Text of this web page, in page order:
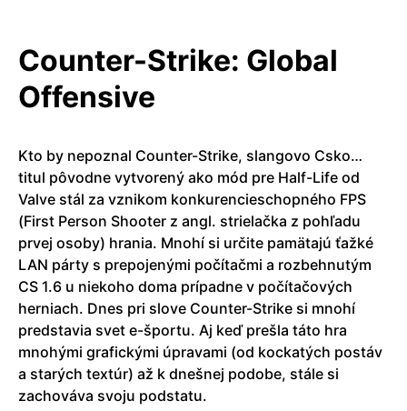
Counter-Strike: Global
Offensive
Kto by nepoznal Counter-Strike, slangovo Csko…
titul pôvodne vytvorený ako mód pre Half-Life od
Valve stál za vznikom konkurencieschopného FPS
(First Person Shooter z angl. strielačka z pohľadu
prvej osoby) hrania. Mnohí si určite pamätajú ťažké
LAN párty s prepojenými počítačmi a rozbehnutým
CS 1.6 u niekoho doma prípadne v počítačových
herniach. Dnes pri slove Counter-Strike si mnohí
predstavia svet e-športu. Aj keď prešla táto hra
mnohými grafickými úpravami (od kockatých postáv
a starých textúr) až k dnešnej podobe, stále si
zachováva svoju podstatu.